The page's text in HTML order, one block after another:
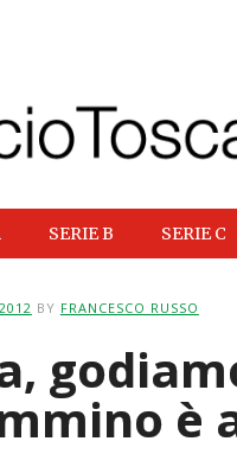
SERIE B SERIE C
BY FRANCESCO RUSSO
è